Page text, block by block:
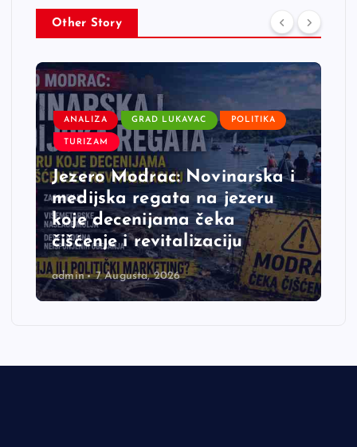
Other Story
ANALIZA GRAD LUKAVAC POLITIKA
TURIZAM
Jezero Modrac: Novinarska i
medijska regata na jezeru
koje decenijama čeka
čišćenje i revitalizaciju
admin 7 Augusta, 2026